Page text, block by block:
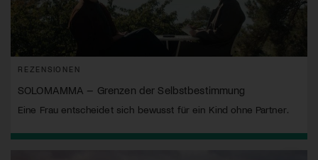
REZENSIONEN
SOLOMAMMA – Grenzen der Selbstbestimmung
Eine Frau entscheidet sich bewusst für ein Kind ohne Partner.